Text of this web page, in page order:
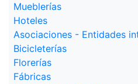
Mueblerías
Hoteles
Asociaciones - Entidades
Bicicleterías
Florerías
Fábricas